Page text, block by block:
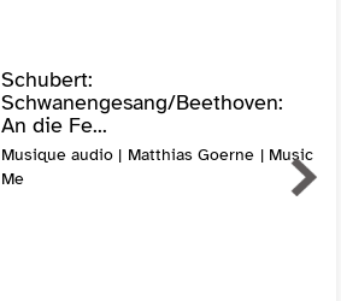
Schubert:
Schwanengesang/Beethoven:
An die Fe...
Musique audio | Matthias Goerne | Music
Me